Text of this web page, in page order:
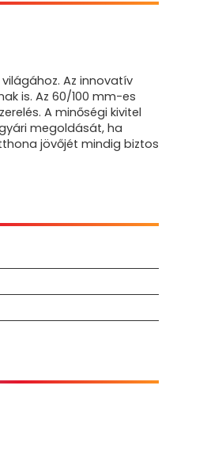
világához. Az innovatív
is. Az 60/100 mm-es
A minőségi kivitel
megoldását, ha
jövőjét mindig biztos